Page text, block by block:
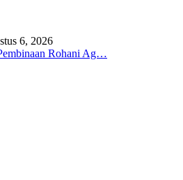
6, 2026
Rohani Ag…